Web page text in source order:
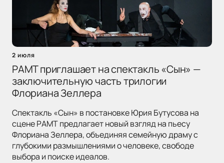
2 июля
РАМТ приглашает на спектакль «Сын» —
заключительную часть трилогии
Флориана Зеллера
Спектакль «Сын» в постановке Юрия Бутусова на
сцене РАМТ предлагает новый взгляд на пьесу
Флориана Зеллера, объединяя семейную драму с
глубокими размышлениями о человеке, свободе
выбора и поиске идеалов.